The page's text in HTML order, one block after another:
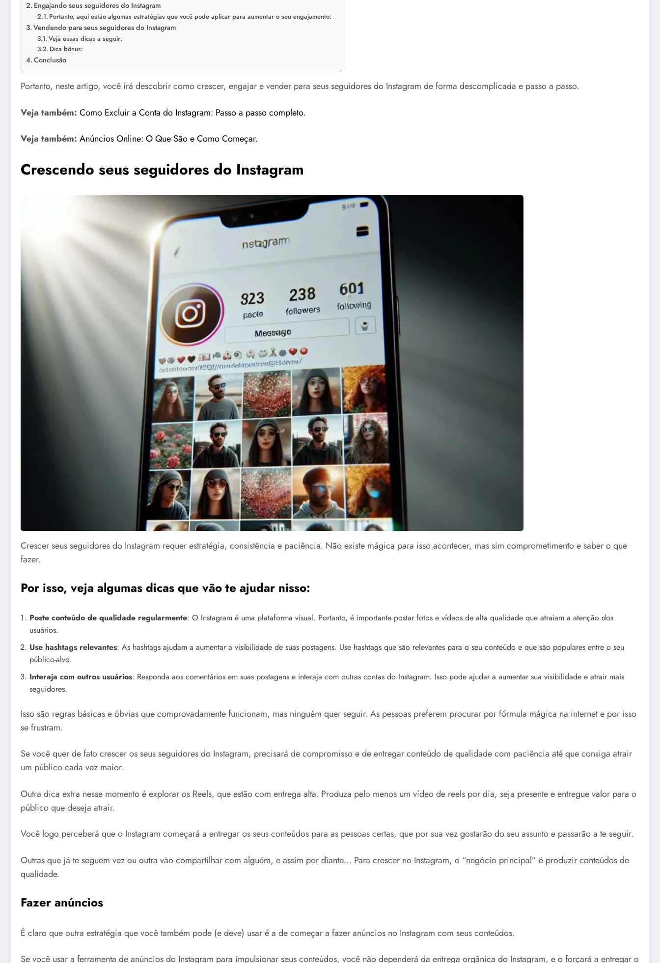
Engajando seus seguidores do Instagram
Portanto, aqui estão algumas estratégias que você pode aplicar para aumentar o seu engajamento:
Vendendo para seus seguidores do Instagram
Veja essas dicas a seguir:
Dica bônus:
Conclusão
Portanto, neste artigo, você irá descobrir como crescer, engajar e vender para seus seguidores do Instagram de forma descomplicada e passo a passo.
Veja também: Como Excluir a Conta do Instagram: Passo a passo completo.
Veja também: Anúncios Online: O Que São e Como Começar.
Crescendo seus seguidores do Instagram
Crescer seus seguidores do Instagram requer estratégia, consistência e paciência. Não existe mágica para isso acontecer, mas sim comprometimento e saber o que
fazer.
Por isso, veja algumas dicas que vão te ajudar nisso:
Poste conteúdo de qualidade regularmente: O Instagram é uma plataforma visual. Portanto, é importante postar fotos e vídeos de alta qualidade que atraiam a atenção dos
usuários.
Use hashtags relevantes: As hashtags ajudam a aumentar a visibilidade de suas postagens. Use hashtags que são relevantes para o seu conteúdo e que são populares entre o seu
público-alvo.
Interaja com outros usuários: Responda aos comentários em suas postagens e interaja com outras contas do Instagram. Isso pode ajudar a aumentar sua visibilidade e atrair mais
seguidores.
Isso são regras básicas e óbvias que comprovadamente funcionam, mas ninguém quer seguir. As pessoas preferem procurar por fórmula mágica na internet e por isso
se frustram.
Se você quer de fato crescer os seus seguidores do Instagram, precisará de compromisso e de entregar conteúdo de qualidade com paciência até que consiga atrair
um público cada vez maior.
Outra dica extra nesse momento é explorar os Reels, que estão com entrega alta. Produza pelo menos um vídeo de reels por dia, seja presente e entregue valor para o
público que deseja atrair.
Você logo perceberá que o Instagram começará a entregar os seus conteúdos para as pessoas certas, que por sua vez gostarão do seu assunto e passarão a te seguir.
Outras que já te seguem vez ou outra vão compartilhar com alguém, e assim por diante… Para crescer no Instagram, o “negócio principal” é produzir conteúdos de
qualidade.
Fazer anúncios
É claro que outra estratégia que você também pode (e deve) usar é a de começar a fazer anúncios no Instagram com seus conteúdos.
Se você usar a ferramenta de anúncios do Instagram para impulsionar seus conteúdos, você não dependerá da entrega orgânica do Instagram, e o forçará a entregar o